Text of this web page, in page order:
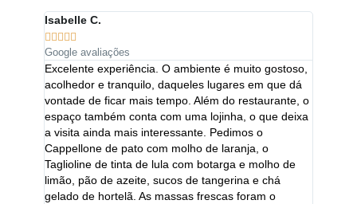
Isabelle C.
    
Google avaliações
Excelente experiência. O ambiente é muito gostoso,
acolhedor e tranquilo, daqueles lugares em que dá
vontade de ficar mais tempo. Além do restaurante, o
espaço também conta com uma lojinha, o que deixa
a visita ainda mais interessante. Pedimos o
Cappellone de pato com molho de laranja, o
Taglioline de tinta de lula com botarga e molho de
limão, pão de azeite, sucos de tangerina e chá
gelado de hortelã. As massas frescas foram o